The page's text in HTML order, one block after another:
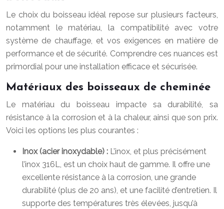
Le choix du boisseau idéal repose sur plusieurs facteurs,
notamment le matériau, la compatibilité avec votre
système de chauffage, et vos exigences en matière de
performance et de sécurité. Comprendre ces nuances est
primordial pour une installation efficace et sécurisée.
Matériaux des boisseaux de cheminée
Le matériau du boisseau impacte sa durabilité, sa
résistance à la corrosion et à la chaleur, ainsi que son prix.
Voici les options les plus courantes :
Inox (acier inoxydable) : L’inox, et plus précisément
l’inox 316L, est un choix haut de gamme. Il offre une
excellente résistance à la corrosion, une grande
durabilité (plus de 20 ans), et une facilité d’entretien. Il
supporte des températures très élevées, jusqu’à